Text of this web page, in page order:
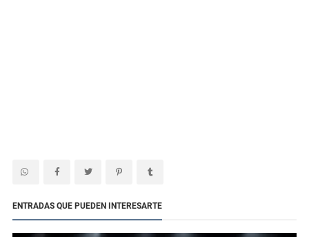
ENTRADAS QUE PUEDEN INTERESARTE